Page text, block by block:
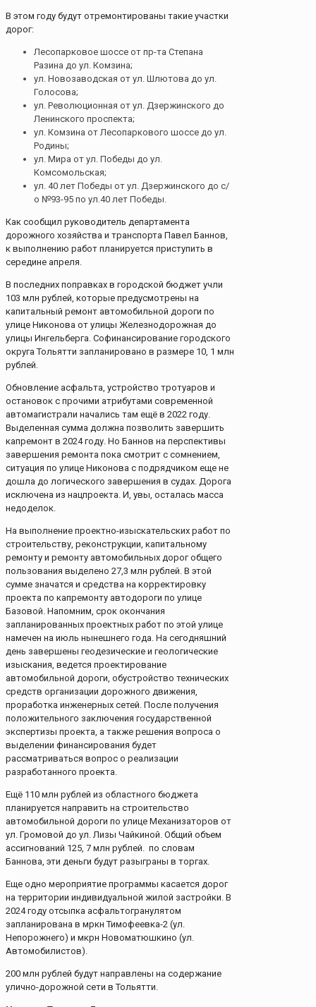
В этом году будут отремонтированы такие участки
дорог:
Лесопарковое шоссе от пр-та Степана
Разина до ул. Комзина;
ул. Новозаводская от ул. Шлютова до ул.
Голосова;
ул. Революционная от ул. Дзержинского до
Ленинского проспекта;
ул. Комзина от Лесопаркового шоссе до ул.
Родины;
ул. Мира от ул. Победы до ул.
Комсомольская;
ул. 40 лет Победы от ул. Дзержинского до с/
о №93-95 по ул.40 лет Победы.
Как сообщил руководитель департамента
дорожного хозяйства и транспорта Павел Баннов,
к выполнению работ планируется приступить в
середине апреля.
В последних поправках в городской бюджет учли
103 млн рублей, которые предусмотрены на
капитальный ремонт автомобильной дороги по
улице Никонова от улицы Железнодорожная до
улицы Ингельберга. Софинансирование городского
округа Тольятти запланировано в размере 10, 1 млн
рублей.
Обновление асфальта, устройство тротуаров и
остановок с прочими атрибутами современной
автомагистрали начались там ещё в 2022 году.
Выделенная сумма должна позволить завершить
капремонт в 2024 году. Но Баннов на перспективы
завершения ремонта пока смотрит с сомнением,
ситуация по улице Никонова с подрядчиком еще не
дошла до логического завершения в судах. Дорога
исключена из нацпроекта. И, увы, осталась масса
недоделок.
На выполнение проектно-изыскательских работ по
строительству, реконструкции, капитальному
ремонту и ремонту автомобильных дорог общего
пользования выделено 27,3 млн рублей. В этой
сумме значатся и средства на корректировку
проекта по капремонту автодороги по улице
Базовой. Напомним, срок окончания
запланированных проектных работ по этой улице
намечен на июль нынешнего года. На сегодняшний
день завершены геодезические и геологические
изыскания, ведется проектирование
автомобильной дороги, обустройство технических
средств организации дорожного движения,
проработка инженерных сетей. После получения
положительного заключения государственной
экспертизы проекта, а также решения вопроса о
выделении финансирования будет
рассматриваться вопрос о реализации
разработанного проекта.
Ещё 110 млн рублей из областного бюджета
планируется направить на строительство
автомобильной дороги по улице Механизаторов от
ул. Громовой до ул. Лизы Чайкиной. Общий объем
ассигнований 125, 7 млн рублей. по словам
Баннова, эти деньги будут разыграны в торгах.
Еще одно мероприятие программы касается дорог
на территории индивидуальной жилой застройки. В
2024 году отсыпка асфальтогранулятом
запланирована в мркн Тимофеевка-2 (ул.
Непорожнего) и мкрн Новоматюшкино (ул.
Автомобилистов).
200 млн рублей будут направлены на содержание
улично-дорожной сети в Тольятти.